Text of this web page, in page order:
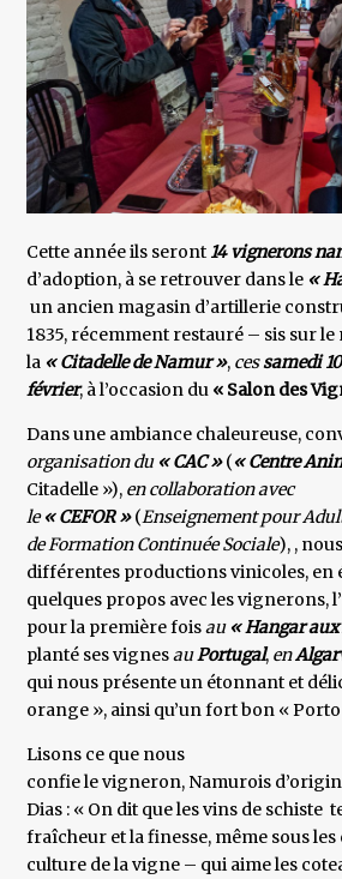
Cette année ils seront 14 vignerons
d’adoption, à se retrouver dans le «
un ancien magasin d’artillerie
1835, récemment restauré – sis sur
la « Citadelle de Namur », cessamedi 10
février, à l’occasion du « Salon des
Dans une ambiance chaleureuse,
organisation du « CAC »(« Centre
Citadelle »), en collaboration avec
le« CEFOR »(Enseignement pour
de Formation Continuée Sociale), ,
différentes productions vinicoles, en
quelques propos avec les vignerons,
pour la première foisau« Hangar
planté ses vignesauPortugal, en
qui nous présente un étonnant et
orange », ainsi qu’un fort bon «
Lisons ce que nous
confie le vigneron, Namurois
Dias : « On dit que les vins de schiste
fraîcheur et la finesse, même sous les
culture de la vigne – qui aime les